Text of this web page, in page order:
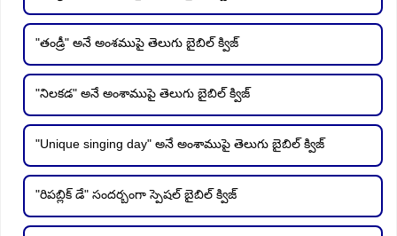
"తండ్రీ" అనే అంశముపై తెలుగు బైబిల్ క్విజ్
"నిలకడ" అనే అంశాముపై తెలుగు బైబిల్ క్విజ్
"Unique singing day" అనే అంశాముపై తెలుగు బైబిల్ క్విజ్
"రిపబ్లిక్ డే" సందర్బంగా స్పెషల్ బైబిల్ క్విజ్